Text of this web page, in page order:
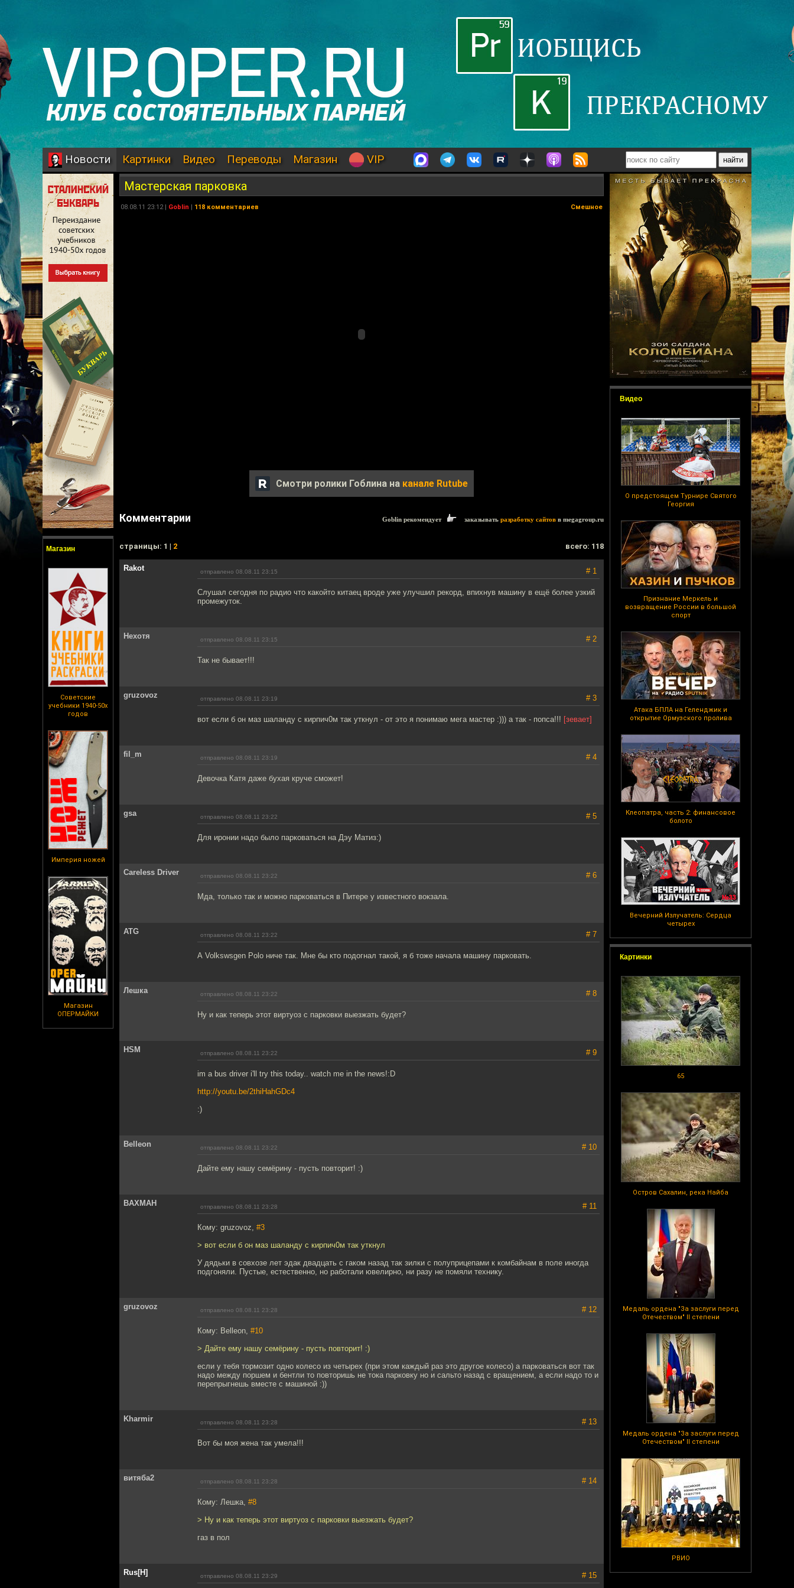
Новости Картинки Видео Переводы Магазин VIP
Магазин
Советские
учебники 1940-50х
годов
Империя ножей
Магазин
ОПЕРМАЙКИ
Видео
О предстоящем Турнире Святого
Георгия
Признание Меркель и
возвращение России в большой
спорт
Атака БПЛА на Геленджик и
открытие Ормузского пролива
Клеопатра, часть 2: финансовое
болото
Вечерний Излучатель: Сердца
четырех
Картинки
65
Остров Сахалин, река Найба
Медаль ордена "За заслуги перед
Отечеством" II степени
Медаль ордена "За заслуги перед
Отечеством" II степени
РВИО
Мастерская парковка
08.08.11 23:12 | Goblin | 118 комментариев Смешное
Смотри ролики Гоблина на канале Rutube
Комментарии Goblin рекомендует заказывать разработку сайтов в megagroup.ru
cтраницы: 1 | 2 всего: 118
Rakot отправлено 08.08.11 23:15 # 1
Слушал сегодня по радио что какойто китаец вроде уже улучшил рекорд, впихнув машину в ещё более узкий
промежуток.
Нехотя отправлено 08.08.11 23:15 # 2
Так не бывает!!!
gruzovoz отправлено 08.08.11 23:19 # 3
вот если б он маз шаланду с кирпич0м так уткнул - от это я понимаю мега мастер :))) а так - попса!!! [зевает]
fil_m отправлено 08.08.11 23:19 # 4
Девочка Катя даже бухая круче сможет!
gsa отправлено 08.08.11 23:22 # 5
Для иронии надо было парковаться на Дэу Матиз:)
Careless Driver отправлено 08.08.11 23:22 # 6
Мда, только так и можно парковаться в Питере у известного вокзала.
ATG отправлено 08.08.11 23:22 # 7
А Volkswsgen Polo ниче так. Мне бы кто подогнал такой, я б тоже начала машину парковать.
Лешка отправлено 08.08.11 23:22 # 8
Ну и как теперь этот виртуоз с парковки выезжать будет?
HSM отправлено 08.08.11 23:22 # 9
im a bus driver i'll try this today.. watch me in the news!:D
http://youtu.be/2thiHahGDc4
:)
Belleon отправлено 08.08.11 23:22 # 10
Дайте ему нашу семёрину - пусть повторит! :)
BAXMAH отправлено 08.08.11 23:28 # 11
Кому: gruzovoz, #3
> вот если б он маз шаланду с кирпич0м так уткнул
У дядьки в совхозе лет эдак двадцать с гаком назад так зилки с полуприцепами к комбайнам в поле иногда
подгоняли. Пустые, естественно, но работали ювелирно, ни разу не помяли технику.
gruzovoz отправлено 08.08.11 23:28 # 12
Кому: Belleon, #10
> Дайте ему нашу семёрину - пусть повторит! :)
если у тебя тормозит одно колесо из четырех (при этом каждый раз это другое колесо) а парковаться вот так
надо между поршем и бентли то повторишь не тока парковку но и сальто назад с вращением, а если надо то и
перепрыгнешь вместе с машиной :))
Kharmir отправлено 08.08.11 23:28 # 13
Вот бы моя жена так умела!!!
витяба2 отправлено 08.08.11 23:28 # 14
Кому: Лешка, #8
> Ну и как теперь этот виртуоз с парковки выезжать будет?
газ в пол
Rus[H] отправлено 08.08.11 23:29 # 15